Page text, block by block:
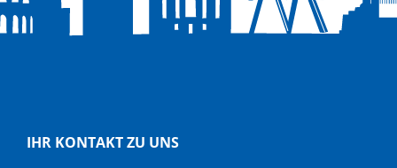
IHR KONTAKT ZU UNS